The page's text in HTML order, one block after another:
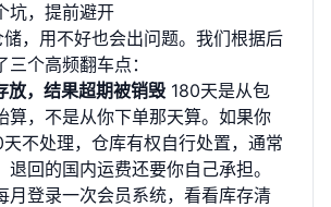
坑，提前避开
，用不好也会出问题。我们根据后
个高频翻车点：
放，结果超期被销毁 180天是从包
算，不是从你下单那天算。如果你
不处理，仓库有权自行处置，通常
退回的国内运费还要你自己承担。
月登录一次会员系统，看看库存清